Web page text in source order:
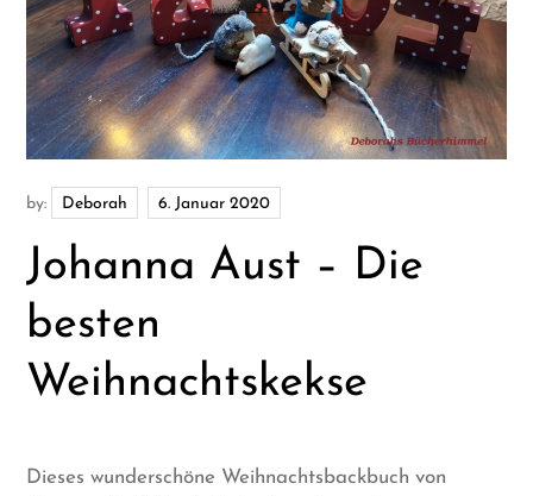
by: Deborah
Johanna Aust – Die
besten
Weihnachtskekse
Dieses wunderschöne Weihnachtsbackbuch von